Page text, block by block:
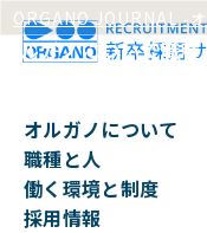
ORGANO JOURNAL-
オルガノについて職種
オルガノについて
職種と人
働く環境と制度
採用情報